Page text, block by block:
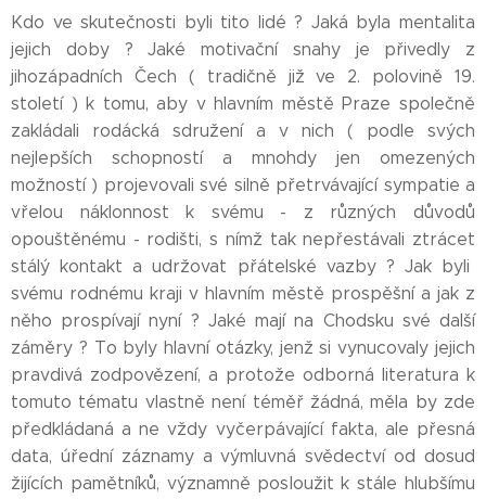
Kdo ve skutečnosti byli tito lidé ? Jaká byla mentalita
jejich doby ? Jaké motivační snahy je přivedly z
jihozápadních Čech ( tradičně již ve 2. polovině 19.
století ) k tomu, aby v hlavním městě Praze společně
zakládali rodácká sdružení a v nich ( podle svých
nejlepších schopností a mnohdy jen omezených
možností ) projevovali své silně přetrvávající sympatie a
vřelou náklonnost k svému - z různých důvodů
opouštěnému - rodišti, s nímž tak nepřestávali ztrácet
stálý kontakt a udržovat přátelské vazby ? Jak byli
svému rodnému kraji v hlavním městě prospěšní a jak z
něho prospívají nyní ? Jaké mají na Chodsku své další
záměry ? To byly hlavní otázky, jenž si vynucovaly jejich
pravdivá zodpovězení, a protože odborná literatura k
tomuto tématu vlastně není téměř žádná, měla by zde
předkládaná a ne vždy vyčerpávající fakta, ale přesná
data, úřední záznamy a výmluvná svědectví od dosud
žijících pamětníků, významně posloužit k stále hlubšímu